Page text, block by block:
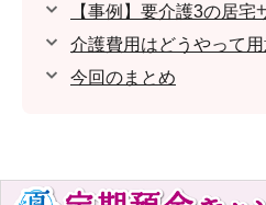
【事例】要介護3の居
介護費用はどうやって
今回のまとめ